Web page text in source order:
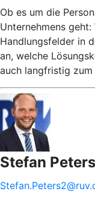
Ob es um die
Unternehmens
Handlungsfelder in
an, welche
auch langfristig
Stefan Peters